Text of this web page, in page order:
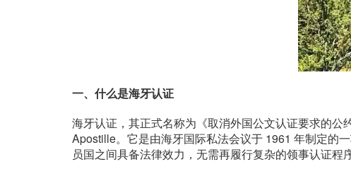
一、什么是海牙认证
海牙认证，其正式名称为《取消外国公文认证要求的
Apostille。它是由海牙国际私法会议于 1961 年制定的
员国之间具备法律效力，无需再履行复杂的领事认证程